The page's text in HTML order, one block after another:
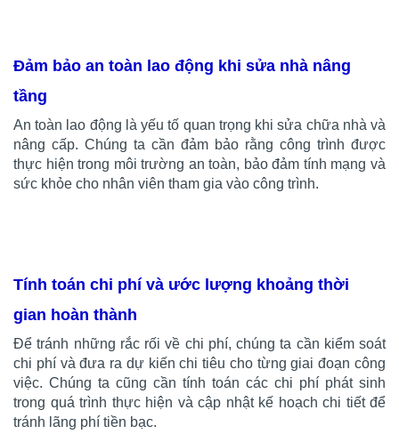
Đảm bảo an toàn lao động khi sửa nhà nâng
tầng
An toàn lao động là yếu tố quan trọng khi sửa chữa nhà và
nâng cấp. Chúng ta cần đảm bảo rằng công trình được
thực hiện trong môi trường an toàn, bảo đảm tính mạng và
sức khỏe cho nhân viên tham gia vào công trình.
Tính toán chi phí và ước lượng khoảng thời
gian hoàn thành
Để tránh những rắc rối về chi phí, chúng ta cần kiểm soát
chi phí và đưa ra dự kiến chi tiêu cho từng giai đoạn công
việc. Chúng ta cũng cần tính toán các chi phí phát sinh
trong quá trình thực hiện và cập nhật kế hoạch chi tiết để
tránh lãng phí tiền bạc.